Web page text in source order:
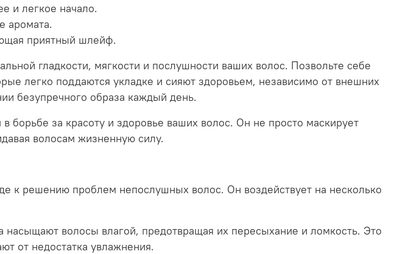
и легкое начало.
аромата.
приятный шлейф.
гладкости, мягкости и послушности ваших волос. Позвольте себе
легко поддаются укладке и сияют здоровьем, независимо от внешних
безупречного образа каждый день.
борьбе за красоту и здоровье ваших волос. Он не просто маскирует
волосам жизненную силу.
к решению проблем непослушных волос. Он воздействует на несколько
насыщают волосы влагой, предотвращая их пересыхание и ломкость. Это
от недостатка увлажнения.